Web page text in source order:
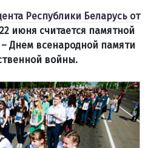
Республики Беларусь от
22 июня считается памятной
Днем всенародной памяти
войны.